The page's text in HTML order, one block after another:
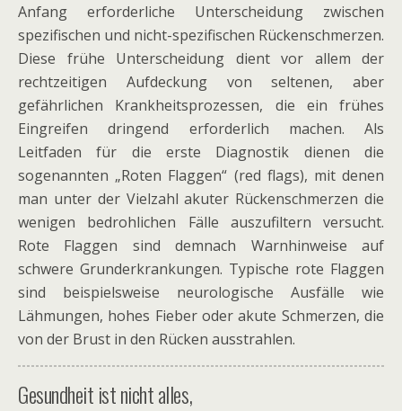
Anfang erforderliche Unterscheidung zwischen
spezifischen und nicht-spezifischen Rückenschmerzen.
Diese frühe Unterscheidung dient vor allem der
rechtzeitigen Aufdeckung von seltenen, aber
gefährlichen Krankheitsprozessen, die ein frühes
Eingreifen dringend erforderlich machen. Als
Leitfaden für die erste Diagnostik dienen die
sogenannten „Roten Flaggen“ (red flags), mit denen
man unter der Vielzahl akuter Rückenschmerzen die
wenigen bedrohlichen Fälle auszufiltern versucht.
Rote Flaggen sind demnach Warnhinweise auf
schwere Grunderkrankungen. Typische rote Flaggen
sind beispielsweise neurologische Ausfälle wie
Lähmungen, hohes Fieber oder akute Schmerzen, die
von der Brust in den Rücken ausstrahlen.
Gesundheit ist nicht alles,